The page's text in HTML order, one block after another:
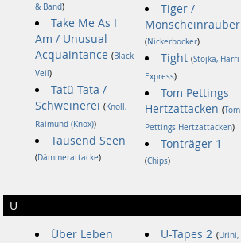
& Band)
Take Me As I
Am / Unusual
Acquaintance (Black
Veil)
Tatü-Tata /
Schweinerei (Knoll,
Raimund (Knox))
Tausend Seen
(Dämmerattacke)
Tiger /
Monscheinräuber
(Nickerbocker)
Tight (Stojka, Harri
Express)
Tom Pettings
Hertzattacken (Tom
Pettings Hertzattacken)
Tonträger 1
(Chips)
U
Über Leben U-Tapes 2 (Urini,